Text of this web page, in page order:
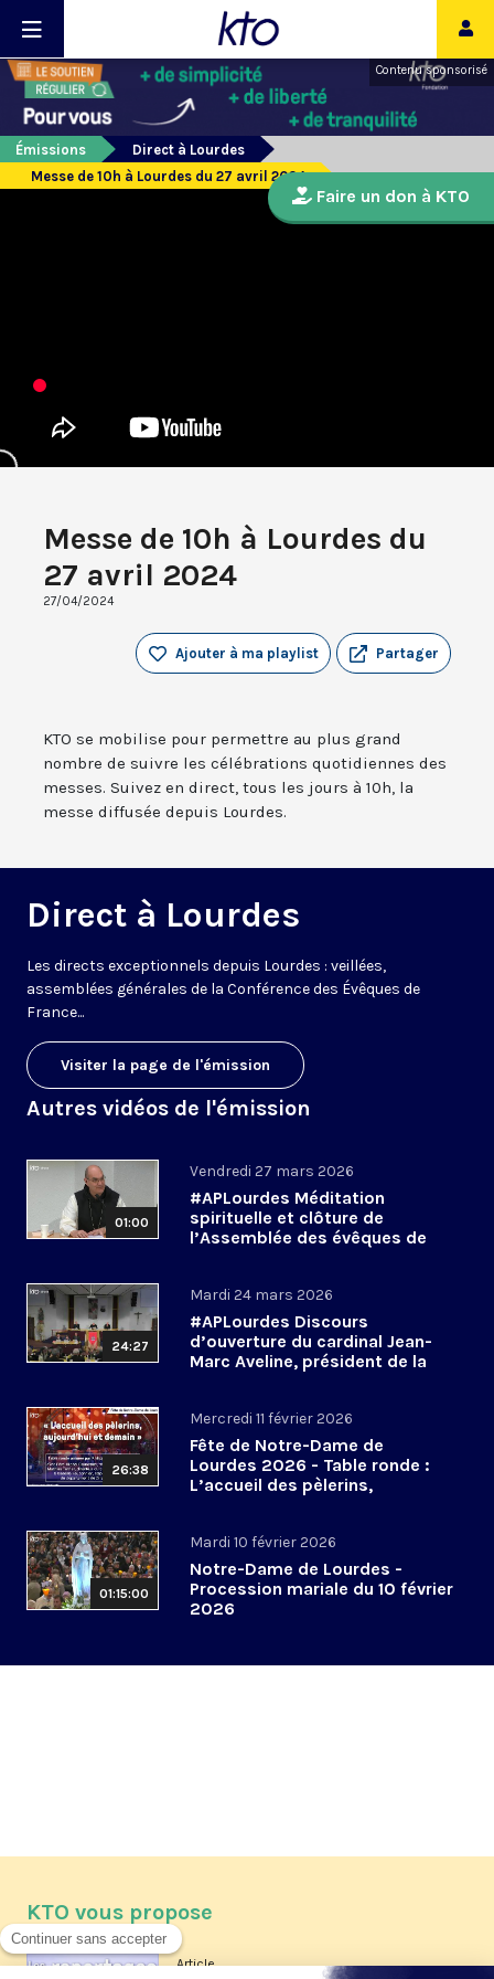
Contenu sponsorisé
Émissions
Direct à Lourdes
Messe de 10h à Lourdes du 27 avril 2024
Messe de 10h à Lourdes du
27 avril 2024
27/04/2024
Partager
Ajouter à ma playlist
KTO se mobilise pour permettre au plus grand
nombre de suivre les célébrations quotidiennes des
messes. Suivez en direct, tous les jours à 10h, la
messe diffusée depuis Lourdes.
Direct à Lourdes
Les directs exceptionnels depuis Lourdes : veillées,
assemblées générales de la Conférence des Évêques de
France...
Visiter la page de l'émission
Autres vidéos de l'émission
01:00
Vendredi 27 mars 2026
#APLourdes Méditation
spirituelle et clôture de
l’Assemblée des évêques de
24:27
Mardi 24 mars 2026
#APLourdes Discours
d’ouverture du cardinal Jean-
Marc Aveline, président de la
26:38
Mercredi 11 février 2026
Fête de Notre-Dame de
Lourdes 2026 - Table ronde :
L’accueil des pèlerins,
01:15:00
Mardi 10 février 2026
Notre-Dame de Lourdes -
Procession mariale du 10 février
2026
Faire un don à KTO
KTO vous propose
Article